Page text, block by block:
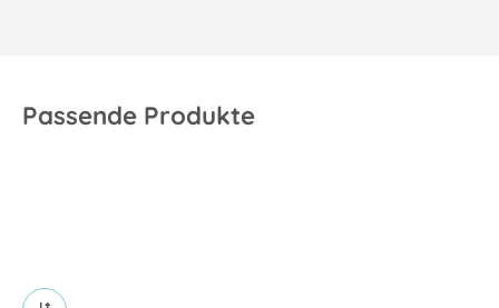
Passende Produkte